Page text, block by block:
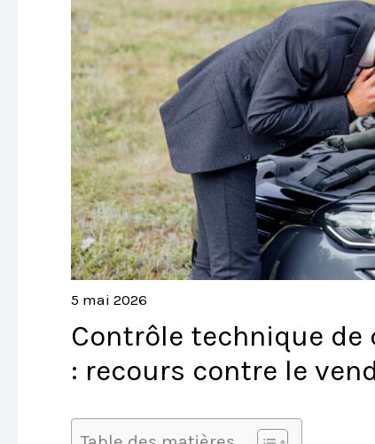
5 mai 2026
Contrôle technique
: recours contre le